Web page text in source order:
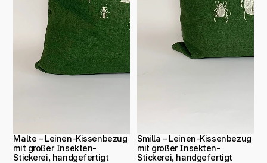
Malte – Leinen-Kissenbezug
mit großer Insekten-
Stickerei, handgefertigt
Smilla – Leinen-Kissenbezug
mit großer Insekten-
Stickerei, handgefertigt